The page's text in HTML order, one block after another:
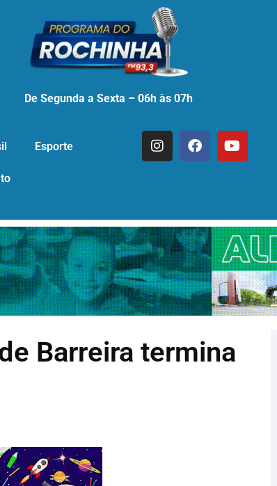
De Segunda a Sexta – 06h às 07h
Esporte
Barreira termina